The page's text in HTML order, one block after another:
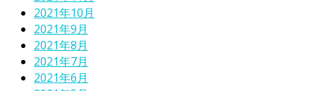
2021年10月
2021年9月
2021年8月
2021年7月
2021年6月